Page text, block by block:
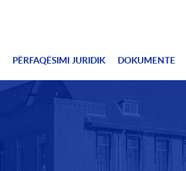
PËRFAQËSIMI JURIDIK DOKUMENTE